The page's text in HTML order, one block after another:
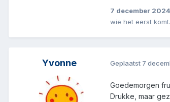
7 december 2024
wie het eerst
Yvonne Geplaatst 7
Goedemorgen
Drukke, maar